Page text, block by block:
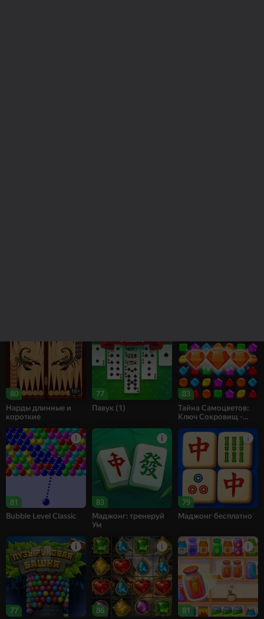
80 16+
Нарды длинные и
короткие
77
Павук (1)
83
Тайна Самоцветов:
Ключ Сокровищ -
81
Bubble Level Classic
83
Маджонг: тренеруй
Ум
79
Маджонг бесплатно
77
86
81